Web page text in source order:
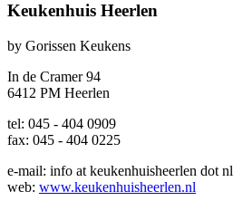
Keukenhuis Heerlen
by Gorissen Keukens
In de Cramer 94
6412 PM Heerlen
tel: 045 - 404 0909
fax: 045 - 404 0225
e-mail: info at keukenhuisheerlen dot nl
web: www.keukenhuisheerlen.nl